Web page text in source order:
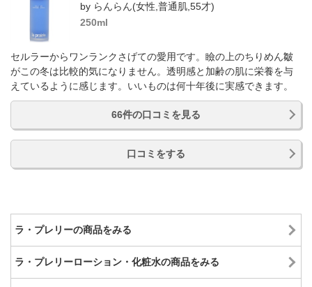
by らんらん(女性,普通肌,55才)
250ml
セルラーからワンランクさげての愛用です。瞼の上のちりめん皺
がこの冬は比較的気になりません。透明感と加齢の肌に栄養を与
えているように感じます。いいものは何十年後に実感できます。
66件の口コミを見る
口コミをする
ラ・プレリーの商品をみる
ラ・プレリーローション・化粧水の商品をみる